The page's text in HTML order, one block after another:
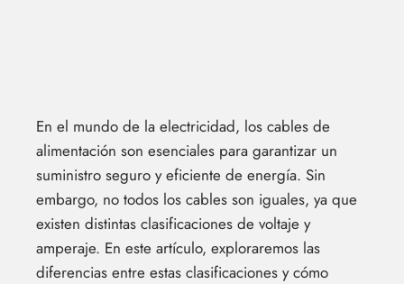
En el mundo de la electricidad, los cables de
alimentación son esenciales para garantizar un
suministro seguro y eficiente de energía. Sin
embargo, no todos los cables son iguales, ya que
existen distintas clasificaciones de voltaje y
amperaje. En este artículo, exploraremos las
diferencias entre estas clasificaciones y cómo